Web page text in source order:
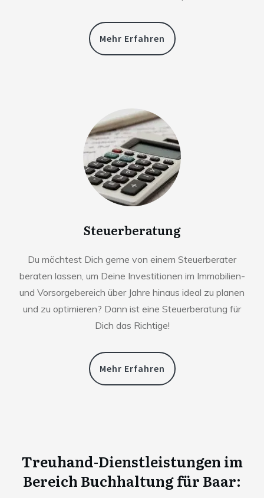
Mehr Erfahren
Steuerberatung
Du möchtest Dich gerne von einem Steuerberater
beraten lassen, um Deine Investitionen im Immobilien-
und Vorsorgebereich über Jahre hinaus ideal zu planen
und zu optimieren? Dann ist eine Steuerberatung für
Dich das Richtige!
Mehr Erfahren
Treuhand-Dienstleistungen im
Bereich Buchhaltung für Baar: